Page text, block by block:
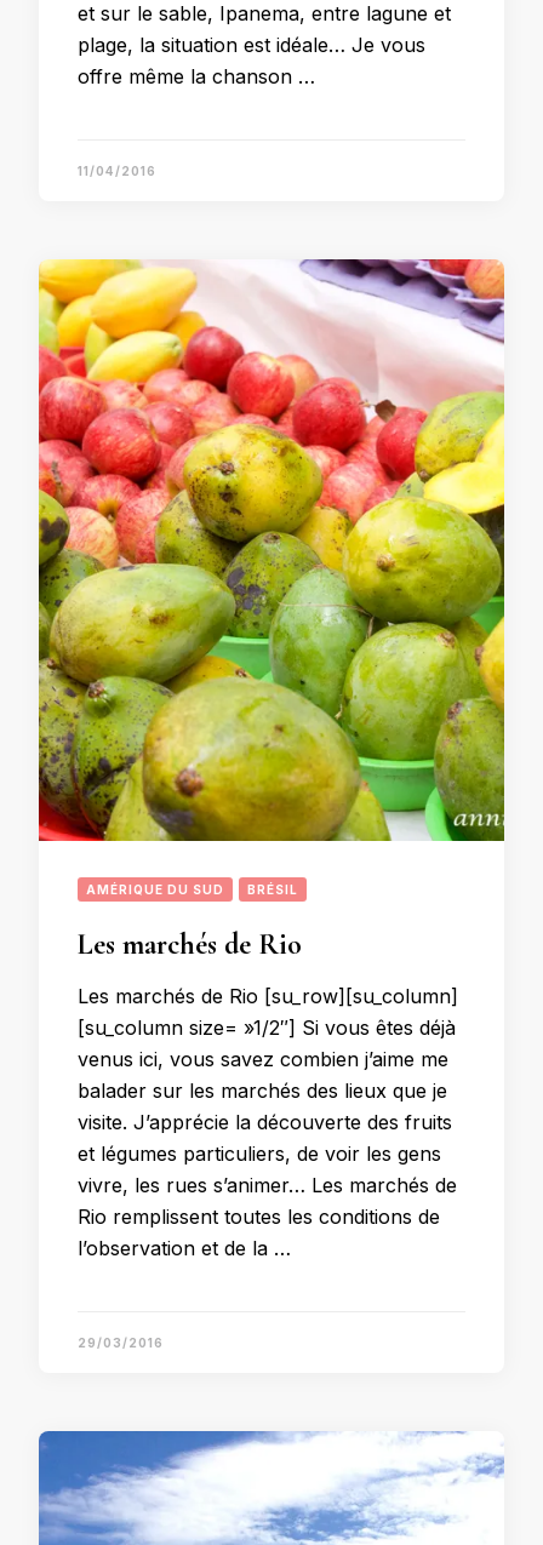
et sur le sable, Ipanema, entre lagune et
plage, la situation est idéale… Je vous
offre même la chanson …
11/04/2016
AMÉRIQUE DU SUD BRÉSIL
Les marchés de Rio
Les marchés de Rio [su_row][su_column]
[su_column size= »1/2″] Si vous êtes déjà
venus ici, vous savez combien j’aime me
balader sur les marchés des lieux que je
visite. J’apprécie la découverte des fruits
et légumes particuliers, de voir les gens
vivre, les rues s’animer… Les marchés de
Rio remplissent toutes les conditions de
l’observation et de la …
29/03/2016